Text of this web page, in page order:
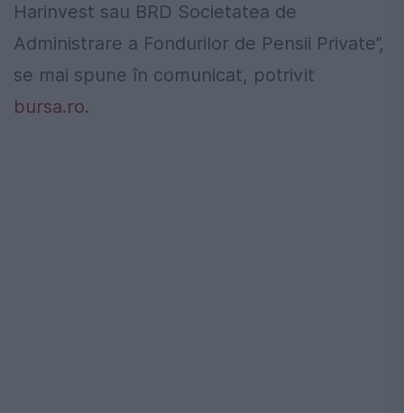
Harinvest sau BRD Societatea de
Administrare a Fondurilor de Pensii Private”,
se mai spune în comunicat, potrivit
bursa.ro.